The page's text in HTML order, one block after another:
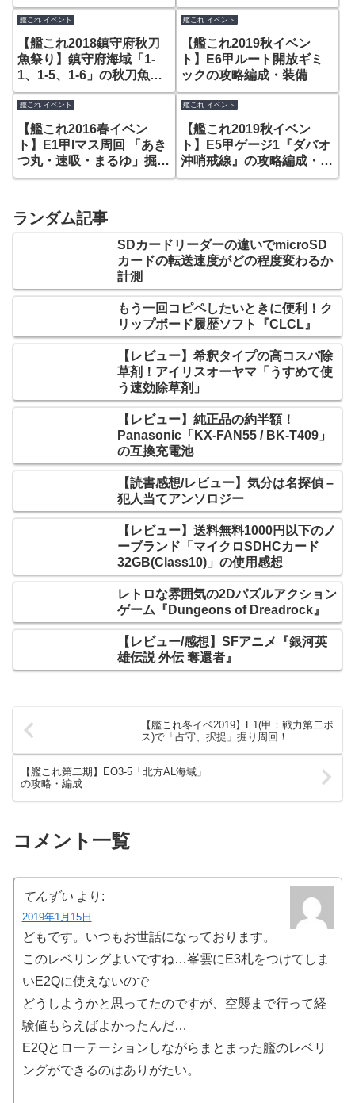
力で攻略！ り周回！
艦これ イベント
【艦これ2018鎮守府秋刀
魚祭り】鎮守府海域「1-
1、1-5、1-6」の秋刀魚掘
り周回編成！
艦これ イベント
【艦これ2019秋イベン
ト】E6甲ルート開放ギミ
ックの攻略編成・装備
艦これ イベント
【艦これ2016春イベン
ト】E1甲Iマス周回 「あき
つ丸・速吸・まるゆ」掘り
作戦！
艦これ イベント
【艦これ2019秋イベン
ト】E5甲ゲージ1『ダバオ
沖哨戒線』の攻略編成・装
備
ランダム記事
SDカードリーダーの違いでmicroSD
カードの転送速度がどの程度変わるか
計測
もう一回コピペしたいときに便利！ク
リップボード履歴ソフト『CLCL』
【レビュー】希釈タイプの高コスパ除
草剤！アイリスオーヤマ「うすめて使
う速効除草剤」
【レビュー】純正品の約半額！
Panasonic「KX-FAN55 / BK-T409」
の互換充電池
【読書感想/レビュー】気分は名探偵 –
犯人当てアンソロジー
【レビュー】送料無料1000円以下のノ
ーブランド「マイクロSDHCカード
32GB(Class10)」の使用感想
レトロな雰囲気の2Dパズルアクション
ゲーム『Dungeons of Dreadrock』
【レビュー/感想】SFアニメ『銀河英
雄伝説 外伝 奪還者』
【艦これ冬イベ2019】E1(甲：戦力第二ボ
ス)で「占守、択捉」掘り周回！
【艦これ第二期】EO3-5「北方AL海域」
の攻略・編成
コメント一覧
てんずい より:
2019年1月15日
どもです。いつもお世話になっております。
このレベリングよいですね…峯雲にE3札をつけてしま
いE2Qに使えないので
どうしようかと思ってたのですが、空襲まで行って経
験値もらえばよかったんだ…
E2Qとローテーションしながらまとまった艦のレベリ
ングができるのはありがたい。